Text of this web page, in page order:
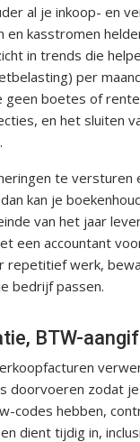
al je inkoop- en
kasstromen
in trends die
per
boetes of
en het sluiten
te
kan je
van het jaar
een accountant
repetitief werk,
bedrijf passen.
BTW-
doorvoeren zodat
codes hebben,
dient tijdig in,